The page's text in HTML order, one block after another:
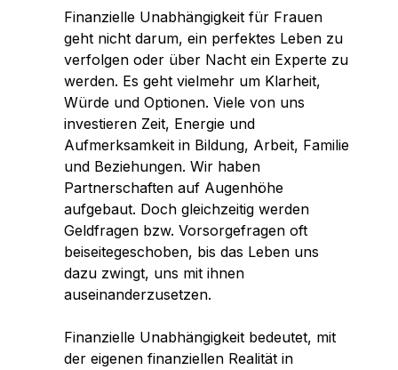
Finanzpodcast für Frauen: Wirklich reich
Finanzberatung für Frauen
Planting Hope Project
Frauen & Finanzen Workshops
Fund for Education (FFE)
Die Partner Bank als Arbeitgeber
Benefits
Ablauf des Bewerbungsprozesses
Offene Stellen
Finanzpodcast für Frauen: Wirklich reich
Finanzberatung für Frauen
Planting Hope Project
Frauen & Finanzen Workshops
Fund for Education (FFE)
Karriere
Die Partner Bank als Arbeitgeber
Benefits
Ablauf des Bewerbungsprozesses
Offene Stellen
Linkedin
Twitter
Facebook
Whatsapp
Telegram
Finanzielle Unabhängigkeit für Frauen
geht nicht darum, ein perfektes Leben zu
verfolgen oder über Nacht ein Experte zu
werden. Es geht vielmehr um Klarheit,
Würde und Optionen. Viele von uns
investieren Zeit, Energie und
Aufmerksamkeit in Bildung, Arbeit, Familie
und Beziehungen. Wir haben
Partnerschaften auf Augenhöhe
aufgebaut. Doch gleichzeitig werden
Geldfragen bzw. Vorsorgefragen oft
beiseitegeschoben, bis das Leben uns
dazu zwingt, uns mit ihnen
auseinanderzusetzen.
Finanzielle Unabhängigkeit bedeutet, mit
der eigenen finanziellen Realität in